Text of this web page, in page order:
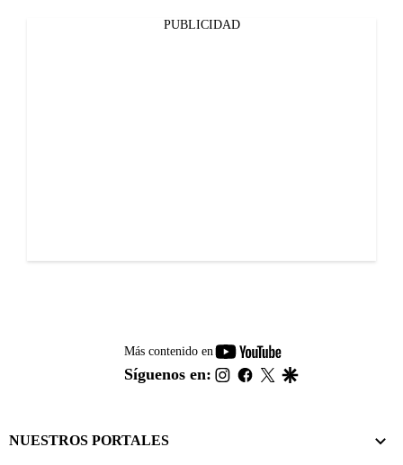
PUBLICIDAD
Más contenido en
youtube-
footer
Síguenos en: instagram
facebook
twitter
NUESTROS PORTALES